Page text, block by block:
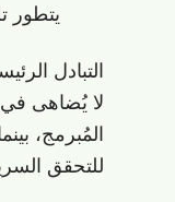
يتطور
لا يُضاهى في
للتحقق